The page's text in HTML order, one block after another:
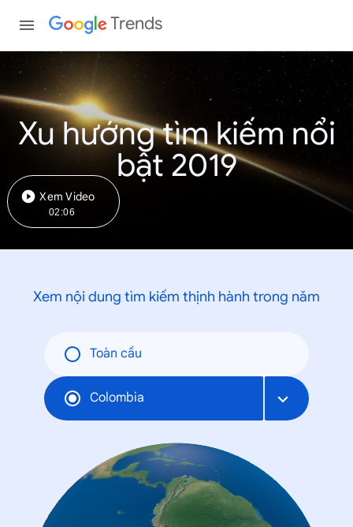
Trends
Xu hướng tìm kiếm nổi
bật 2019
Xem Video
02:06
Xem nội dung tìm kiếm thịnh hành trong năm
Toàn cầu
Colombia